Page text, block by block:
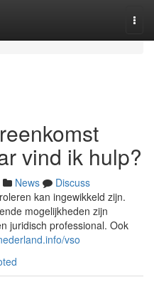
vind ik hulp?
News
Discuss
kan ingewikkeld zijn.
mogelijkheden zijn
juridisch professional. Ook
vso